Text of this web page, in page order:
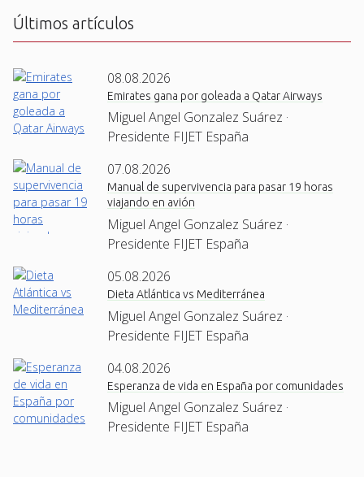
Últimos artículos
08.08.2026
Emirates gana por goleada a Qatar Airways
Miguel Angel Gonzalez Suárez ·
Presidente FIJET España
07.08.2026
Manual de supervivencia para pasar 19 horas
viajando en avión
Miguel Angel Gonzalez Suárez ·
Presidente FIJET España
05.08.2026
Dieta Atlántica vs Mediterránea
Miguel Angel Gonzalez Suárez ·
Presidente FIJET España
04.08.2026
Esperanza de vida en España por comunidades
Miguel Angel Gonzalez Suárez ·
Presidente FIJET España